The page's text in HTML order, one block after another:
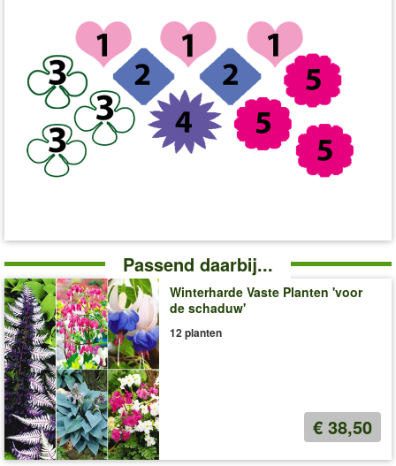
Passend daarbij...
Winterharde Vaste Planten 'voor
de schaduw'
12 planten
€ 38,50